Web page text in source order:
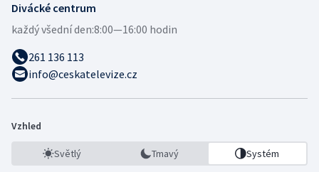
Divácké centrum
každý všední den:8:00—16:00 hodin
261 136 113
info@ceskatelevize.cz
Vzhled
Světlý Tmavý Systém